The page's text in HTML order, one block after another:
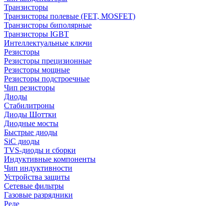
Транзисторы
Транзисторы полевые (FET, MOSFET)
Транзисторы биполярные
Транзисторы IGBT
Интеллектуальные ключи
Резисторы
Резисторы прецизионные
Резисторы мощные
Резисторы подстроечные
Чип резисторы
Диоды
Стабилитроны
Диоды Шоттки
Диодные мосты
Быстрые диоды
SiC диоды
TVS-диоды и сборки
Индуктивные компоненты
Чип индуктивности
Устройства защиты
Сетевые фильтры
Газовые разрядники
Реле